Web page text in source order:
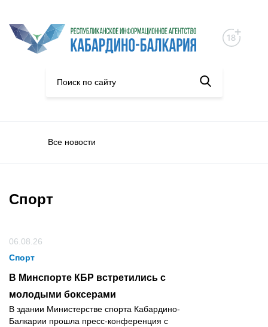
Все новости
Спорт
06.08.26
Спорт
В Минспорте КБР встретились с
молодыми боксерами
В здании Министерстве спорта Кабардино-
Балкарии прошла пресс-конференция с